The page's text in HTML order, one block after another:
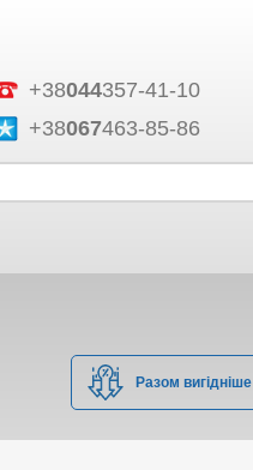
+38044357-41-10
+38067463-85-86
Разом вигідніше